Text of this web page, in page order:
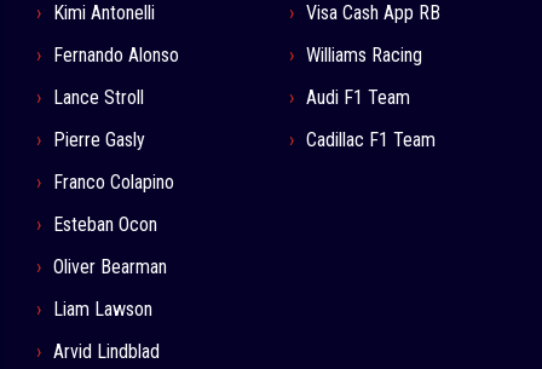
Kimi Antonelli
Fernando Alonso
Lance Stroll
Pierre Gasly
Franco Colapino
Esteban Ocon
Oliver Bearman
Liam Lawson
Arvid Lindblad
Visa Cash App RB
Williams Racing
Audi F1 Team
Cadillac F1 Team